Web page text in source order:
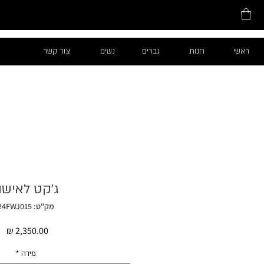
ראשי חנות גברים נשים צור קשר
ג׳קט
מק"ט: 24FWJ015
‏2,350.00 ‏₪
מידה *